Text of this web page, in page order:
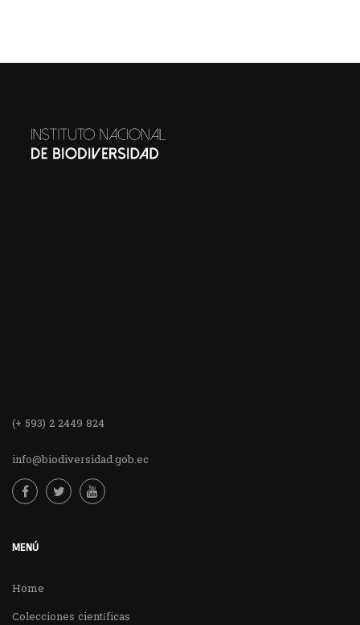
(+ 593) 2 2449 824
info@biodiversidad.gob.ec
MENÚ
Home
Colecciones científicas